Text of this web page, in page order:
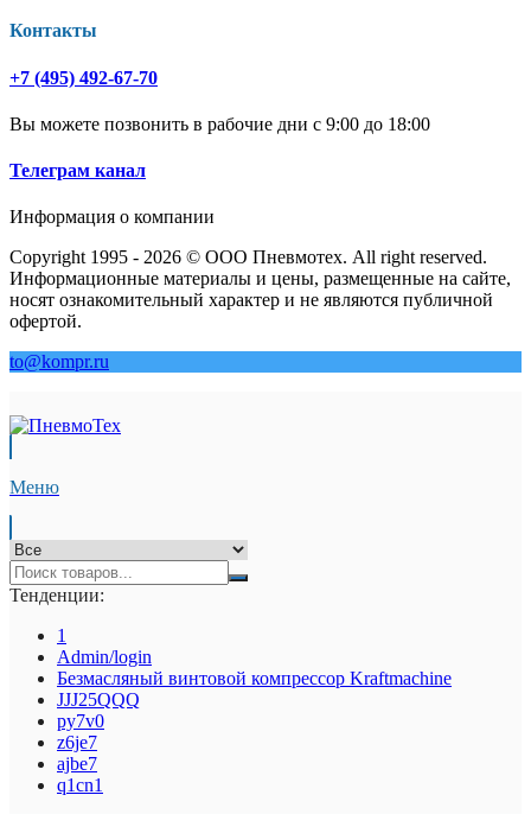
Контакты
+7 (495) 492-67-70
Вы можете позвонить в рабочие дни с 9:00 до 18:00
Телеграм канал
Информация о компании
Copyright 1995 - 2026 © ООО Пневмотех. All right reserved.
Информационные материалы и цены, размещенные на сайте,
носят ознакомительный характер и не являются публичной
офертой.
to@kompr.ru
Меню
Тенденции:
1
Admin/login
Безмасляный винтовой компрессор Kraftmaсhine
JJJ25QQQ
py7v0
z6je7
ajbe7
q1cn1